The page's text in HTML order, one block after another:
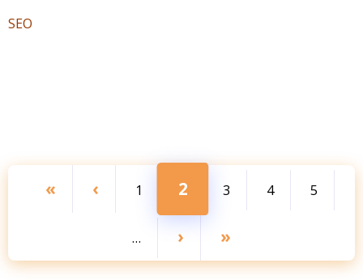
SEO
Нумерация
Первая
страница
« ←
‹ Page
1
Текущая
страница
2 Page
3 Page
4 Page
5
…
Следующая
страница
›
Последняя
страница
»